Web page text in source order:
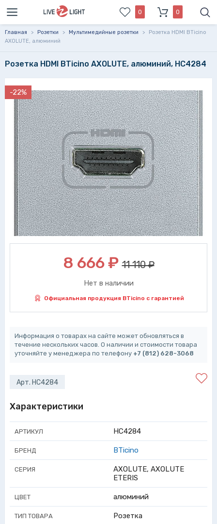
0 0
Главная > Розетки > Мультимедийные розетки >
Розетка HDMI BTicino
AXOLUTE, алюминий
Розетка HDMI BTicino AXOLUTE, алюминий, HC4284
-22%
8 666₽ 11 110 ₽
Нет в наличии
Официальная продукция BTicino с гарантией
Информация о товарах на сайте может обновляться в
течение нескольких часов. О наличии и стоимости товара
уточняйте у менеджера по телефону +7 (812) 628-3068
Арт. HC4284
Характеристики
АРТИКУЛ HC4284
БРЕНД BTicino
СЕРИЯ
AXOLUTE, AXOLUTE
ETERIS
ЦВЕТ алюминий
ТИП ТОВАРА Розетка